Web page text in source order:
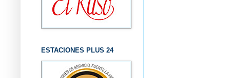
ESTACIONES PLUS 24